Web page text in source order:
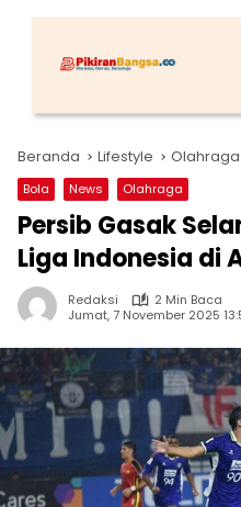
Beranda Lifestyle Olahraga
Bola News Olahraga
Persib Gasak
Liga Indonesia di
Redaksi
2 Min Baca
Jumat, 7 November 2025